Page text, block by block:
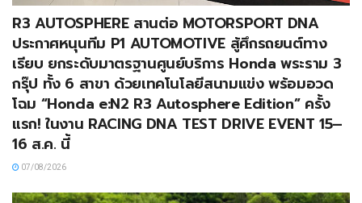
R3 AUTOSPHERE สานต่อ MOTORSPORT DNA
ประกาศหนุนทีม P1 AUTOMOTIVE สู้ศึกรถยนต์ทาง
เรียบ ยกระดับมาตรฐานศูนย์บริการ Honda พระราม 3
กรุ๊ป ทั้ง 6 สาขา ด้วยเทคโนโลยีสนามแข่ง พร้อมอวด
โฉม “Honda e:N2 R3 Autosphere Edition” ครั้ง
แรก! ในงาน RACING DNA TEST DRIVE EVENT 15–
16 ส.ค. นี้
07/08/2026